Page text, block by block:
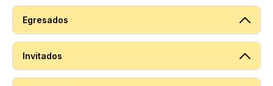
Egresados
Invitados